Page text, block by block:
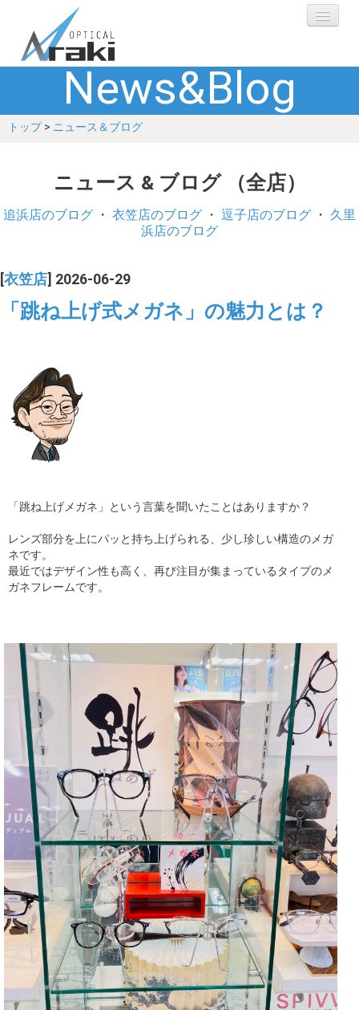
選ばれる理由
ブランド
補聴器
ギャラリー
コラム
ブログ
採用
News&Blog
トップ> ニュース＆ブログ
ニュース & ブログ （全店）
追浜店のブログ ・ 衣笠店のブログ ・ 逗子店のブログ ・ 久里
浜店のブログ
衣笠店 ] 2026-06-29
「跳ね上げ式メガネ」の魅力とは？
「跳ね上げメガネ」という言葉を聞いたことはありますか？
レンズ部分を上にパッと持ち上げられる、少し珍しい構造のメガ
ネです。
最近ではデザイン性も高く、再び注目が集まっているタイプのメ
ガネフレームです。